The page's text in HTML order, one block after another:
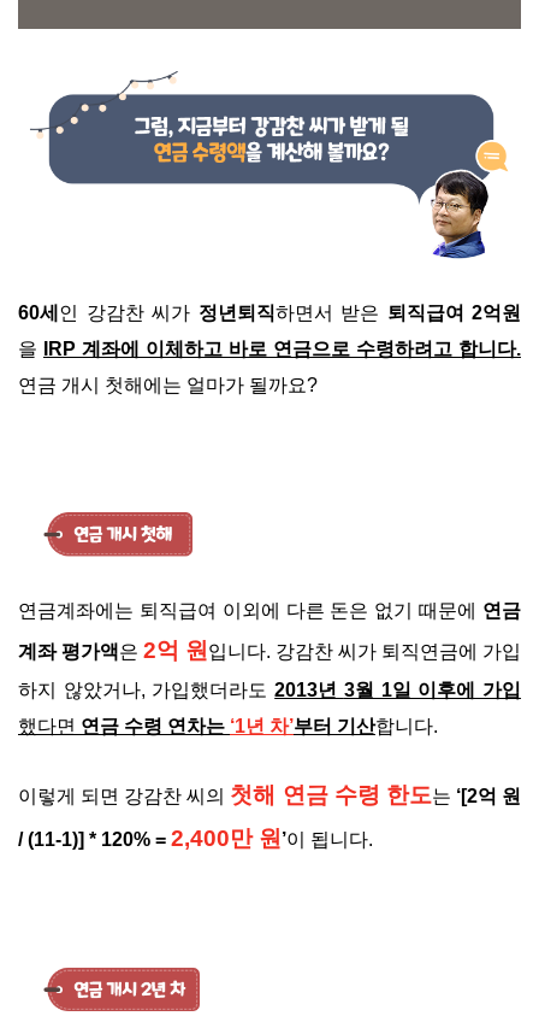
60세 인 강감찬 씨가 정년퇴직하면서 받은 퇴직급여 2억원
을
IRP 계좌에 이체하고 바로 연금으로 수령하려고 합니다.
연금 개시 첫해에는 얼마가 될까요?
연금계좌에는 퇴직급여 이외에 다른 돈은 없기 때문에 연금
계좌 평가액은 2억 원 입니다. 강감찬 씨가 퇴직연금에 가입
하지 않았거나, 가입했더라도2013년 3월 1일 이후에 가입
했다면 연금 수령 연차는 ‘1년 차’부터 기산합니다.
이렇게 되면 강감찬 씨의 첫해 연금 수령 한도는 ‘[2억 원
/ (11-1)] * 120% = 2,400만 원 ’이 됩니다.